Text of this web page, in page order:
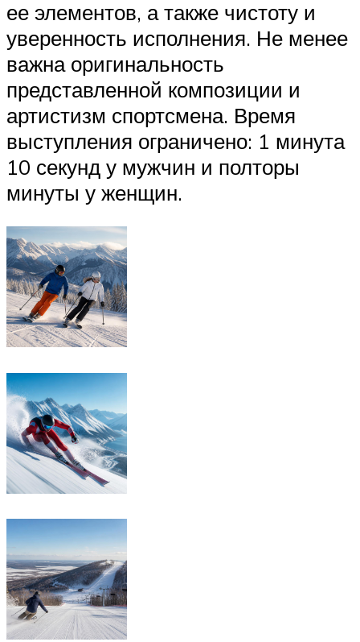
ее элементов, а также чистоту и
уверенность исполнения. Не менее
важна оригинальность
представленной композиции и
артистизм спортсмена. Время
выступления ограничено: 1 минута
10 секунд у мужчин и полторы
минуты у женщин.